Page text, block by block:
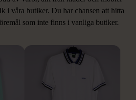
i våra butiker. Du har chansen att hitta
som inte finns i vanliga butiker.
PRODUKTER
som påminner om denna